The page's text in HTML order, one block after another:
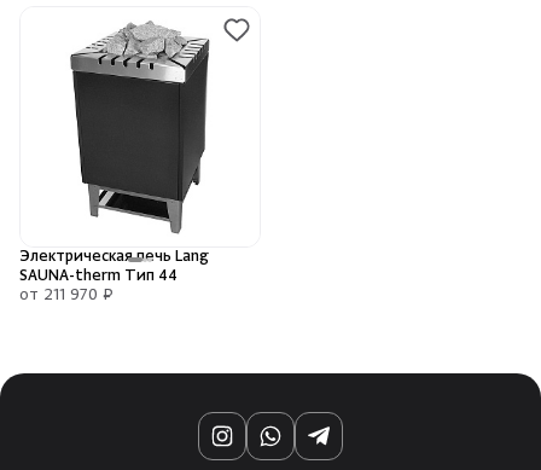
Электрическая печь Lang
SAUNA-therm Тип 44
от 211 970 ₽
InstagramWhatsAppTelegram